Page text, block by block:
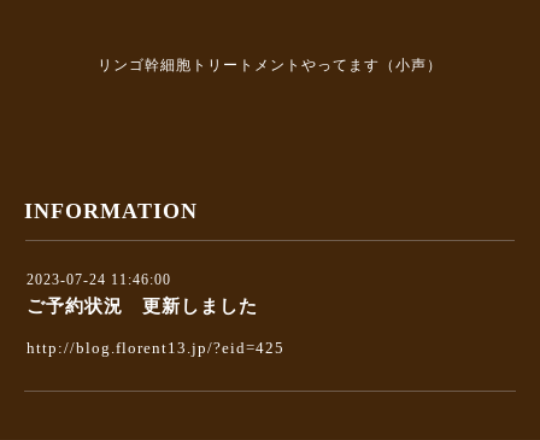
リンゴ幹細胞トリートメントやってます（小声）
INFORMATION
2023-07-24 11:46:00
ご予約状況 更新しました
http://blog.florent13.jp/?eid=425